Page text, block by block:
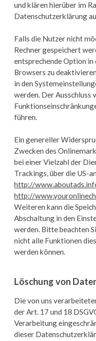
und klären hierüber im
Datenschutzerklärung
Falls die Nutzer nicht
Rechner gespeichert
entsprechende Option
Browsers zu
in den
werden. Der Ausschluss
führen.
Ein genereller
Zwecken des
bei einer Vielzahl der
Trackings, über die US-
http://
http://
Weiteren kann die
Abschaltung in den
werden. Bitte beachten
nicht alle Funktionen
werden können.
Löschung von
Die von uns
der Art. 17 und 18
Verarbeitung
dieser